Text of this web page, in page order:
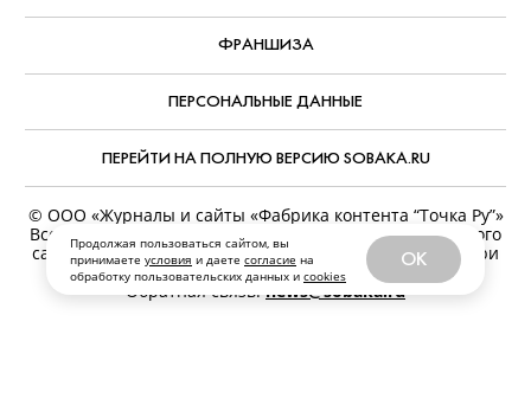
Продолжая пользоваться сайтом, вы
принимаете условия и даете согласие на
обработку пользовательских данных и cookies
OK
ФРАНШИЗА
ПЕРСОНАЛЬНЫЕ ДАННЫЕ
ПЕРЕЙТИ НА ПОЛНУЮ ВЕРСИЮ SOBAKA.RU
© ООО «Журналы и сайты «Фабрика контента “Точка Ру”»
Все права защищены. Перепечатка материалов данного
сайта возможна только с письменного разрешения. При
цитировании ссылка на www.sobaka.ru обязательна.
Обратная связь:news@sobaka.ru